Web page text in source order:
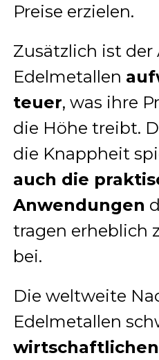
Preise erzielen.
Zusätzlich ist der
Edelmetallen
teuer, was ihre
die Höhe treibt.
die Knappheit
auch die
Anwendungen
tragen erheblich
bei.
Die weltweite
Edelmetallen
wirtschaftlichen